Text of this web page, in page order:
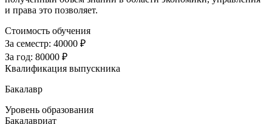
и права это позволяет.
Стоимость обучения
За семестр: 40000 ₽
За год: 80000 ₽
Квалификация выпускника
Бакалавр
Уровень образования
Бакалавриат